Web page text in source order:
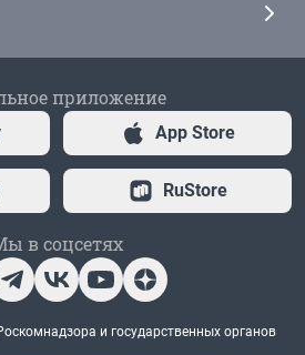
приложение
App Store
RuStore
в соцсетях
и государственных органов